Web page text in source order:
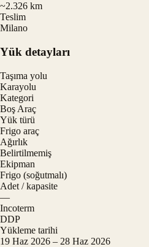
~2.326 km
Teslim
Milano
Yük detayları
Taşıma yolu
Karayolu
Kategori
Boş Araç
Yük türü
Frigo araç
Ağırlık
Belirtilmemiş
Ekipman
Frigo (soğutmalı)
Adet / kapasite
—
Incoterm
DDP
Yükleme tarihi
19 Haz 2026 – 28 Haz 2026